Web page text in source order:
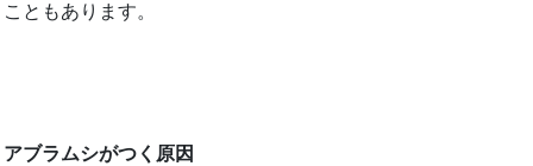
こともあります。
アブラムシがつく原因